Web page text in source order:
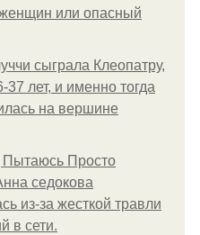
или опасный
сыграла Клеопатру,
лет, и именно тогда
на вершине
Пытаюсь Просто
седокова
из-за жесткой травли
в сети.